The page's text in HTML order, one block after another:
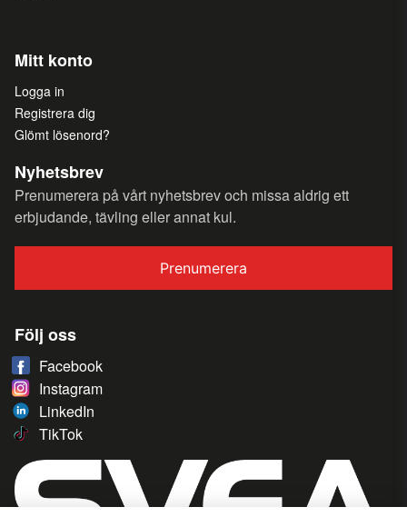
Mitt konto
Logga in
Registrera dig
Glömt lösenord?
Nyhetsbrev
Prenumerera på vårt nyhetsbrev och missa aldrig ett
erbjudande, tävling eller annat kul.
Prenumerera
Följ oss
Facebook
Instagram
LinkedIn
TikTok